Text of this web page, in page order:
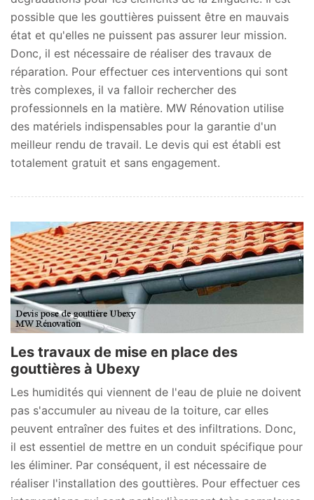
possible que les gouttières puissent être en mauvais
état et qu'elles ne puissent pas assurer leur mission.
Donc, il est nécessaire de réaliser des travaux de
réparation. Pour effectuer ces interventions qui sont
très complexes, il va falloir rechercher des
professionnels en la matière. MW Rénovation utilise
des matériels indispensables pour la garantie d'un
meilleur rendu de travail. Le devis qui est établi est
totalement gratuit et sans engagement.
Les travaux de mise en place des
gouttières à Ubexy
Les humidités qui viennent de l'eau de pluie ne doivent
pas s'accumuler au niveau de la toiture, car elles
peuvent entraîner des fuites et des infiltrations. Donc,
il est essentiel de mettre en un conduit spécifique pour
les éliminer. Par conséquent, il est nécessaire de
réaliser l'installation des gouttières. Pour effectuer ces